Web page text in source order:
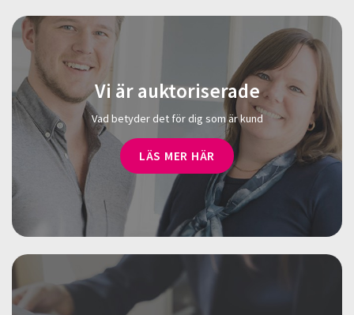
Vi är auktoriserade
Vad betyder det för dig som är kund
LÄS MER HÄR